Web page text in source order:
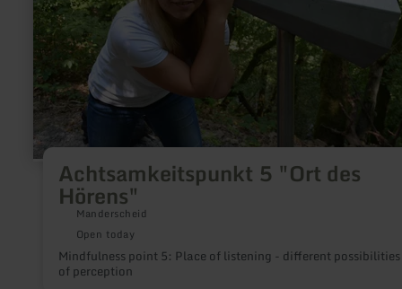
Achtsamkeitspunkt 5 "Ort des
Hörens"
Manderscheid
Open today
Mindfulness point 5: Place of listening - different possibilities
of perception